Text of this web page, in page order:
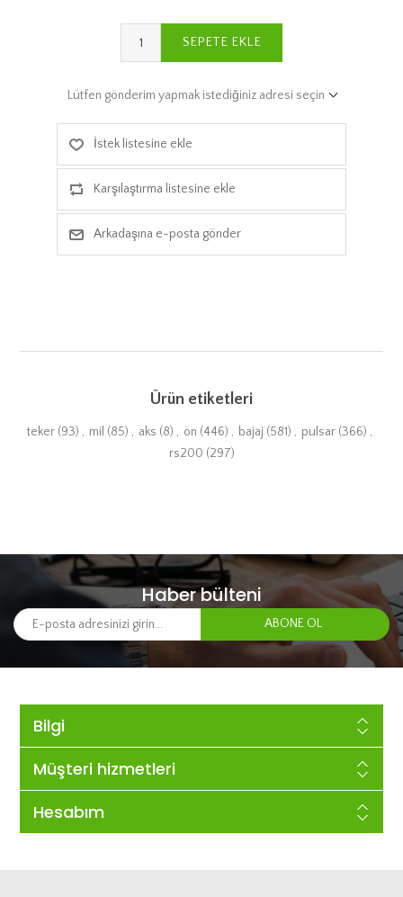
SEPETE EKLE
Lütfen gönderim yapmak istediğiniz adresi seçin
İstek listesine ekle
Karşılaştırma listesine ekle
Arkadaşına e-posta gönder
Ürün etiketleri
teker (93) , mil (85) , aks (8) , ön (446) , bajaj (581) , pulsar (366) ,
rs200 (297)
Haber bülteni
Bilgi
Müşteri hizmetleri
Hesabım